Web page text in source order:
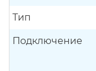
Тип
Подключение